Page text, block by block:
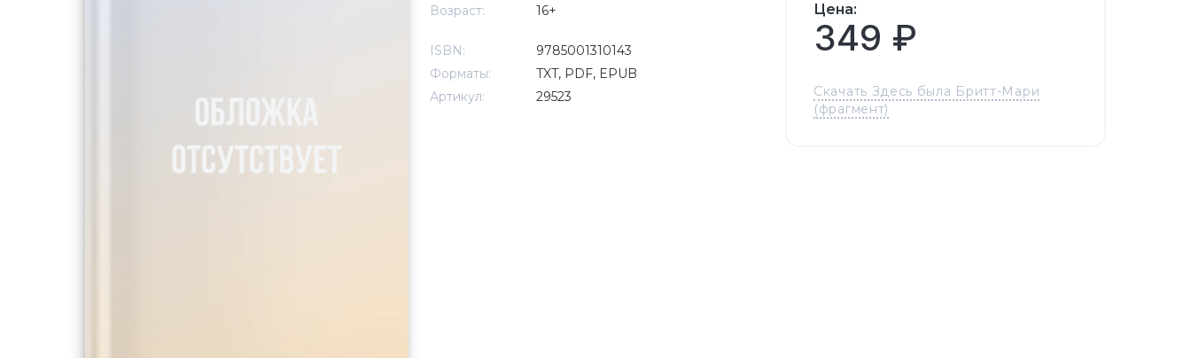
Возраст:
16+
ISBN:
9785001310143
Форматы:
TXT, PDF, EPUB
Артикул:
29523
Цена:
349 ₽
Скачать Здесь была Бритт-Мари
(фрагмент)